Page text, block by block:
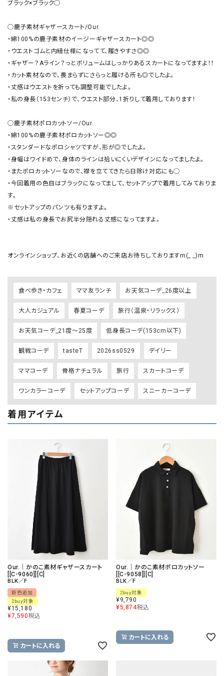
ブラック×ブラック◯
◯鹿子素材ギャザースカート/Our.
・綿100%の鹿子素材のイージーギャザースカート◎◎
・ウエストゴムと内紐仕様になってて、履きやすさ◎◎
・ギャザー？Aライン？っとボリュームはしっかりあるスカートになってますよ！！
・カット素材なので、畏まらずにさらっと履ける所も◎でしたよ。
・丈感はウエストを折っても調整可能でしたよ。
・私の身長（153センチ）で、ウエスト部分、1折りして着用しております！
◯鹿子素材ポロカットソー/Our.
・綿100%の鹿子素材ポロカットソー◎◎
・スタンダードなポロシャツですが、形が◎でしたよ。
・身幅はワイドめで、身体のラインは拾いにくいデザインになってましたよ。
・またポロカットソーなので、襟を立ててきたら日除け対応にも◯
・今回着用の色目はブラックになってまして、セットアップで着用してみておりま
す。
※セットアップのパンツも有りますよ。
・丈感は私の身長でお尻半分隠れる丈感になってますよ。
オンラインショップ、お近くの店舗へのご来店お待ちしておりますm(_ _)m
食べ歩き・カフェ ママ友ランチ お天気コーデ_26度以上
大人カジュアル 春夏コーデ 旅行（温泉・リラックス）
お天気コーデ_21度～25度 低身長コーデ(153cm以下)
観戦コーデ tasteT 2026ss0529 デイリー
ママコーデ 骨格ナチュラル 旅行 スカートコーデ
ワンカラーコーデ セットアップコーデ スニーカーコーデ
着用アイテム
Our.｜かのこ素材ギャザースカート
[[C-9060]][C]
BLK／F
新色追加
2buy対象
¥15,180
¥7,590税込
カートに入れる
Our.｜かのこ素材ポロカットソー
[[C-9058]][C]
BLK／F
2buy対象
¥9,790
¥5,874税込
カートに入れる